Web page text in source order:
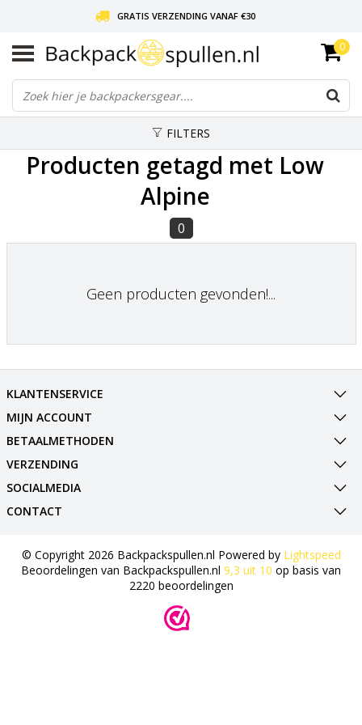
GRATIS VERZENDING VANAF €30
LIEFDE VOOR BACKPACKEN!
30 DAGEN GRATIS RETOUR
0
FILTERS
Producten getagd met Low
Alpine
0
Geen producten gevonden!...
KLANTENSERVICE
MIJN ACCOUNT
BETAALMETHODEN
VERZENDING
SOCIALMEDIA
CONTACT
© Copyright 2026 Backpackspullen.nl Powered by Lightspeed
Beoordelingen van Backpackspullen.nl 9,3 uit 10 op basis van
2220 beoordelingen